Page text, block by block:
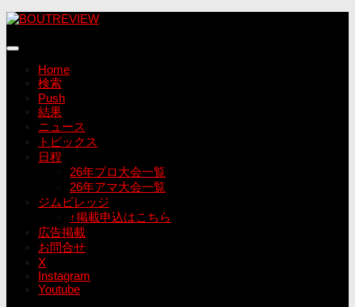
コ
テ
Home
検索
Push
結果
ニュース
トピックス
日程
26年プロ大会一覧
26年アマ大会一覧
ジムビレッジ
↑掲載申込はこちら
広告掲載
お問合せ
X
Instagram
Youtube